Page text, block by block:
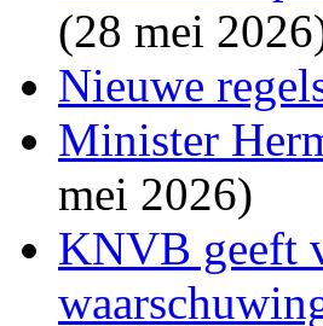
(28 mei
Nieuwe
Minister
mei 2026)
KNVB geeft